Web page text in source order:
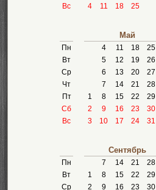
Вс
4
11 18 25
Пн
Вт
Ср
Чт
Пт
Сб
Вс
Май
4 11 18
25
5
12 19
26
6
13 20
27
7
14 21
28
1
8 15 22
29
2
9 16 23
30
3
10 17 24 31
Пн
Вт
Ср
Сентябрь
7 14 21
28
1
8 15 22
29
2
9 16 23
30